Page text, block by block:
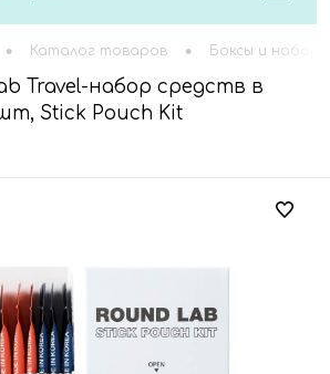
• Каталог товаров • Боксы и наборы
Travel-набор средств в
Stick Pouch Kit